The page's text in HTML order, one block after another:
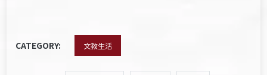
CATEGORY: 文教生活